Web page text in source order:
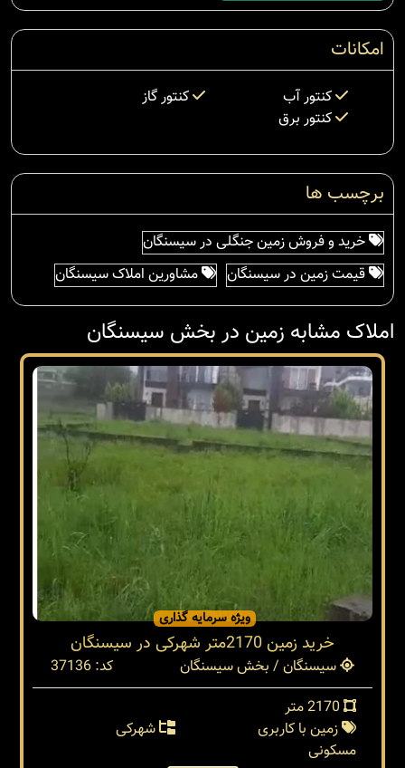
امکانات
کنتور آب
کنتور گاز
کنتور برق
برچسب ها
خرید و فروش زمین جنگلی در سیسنگان
قیمت زمین در سیسنگان
مشاورین املاک سیسنگان
املاک مشابه زمین در بخش سیسنگان
ویژه سرمایه گذاری
خرید زمین 2170متر شهرکی در سیسنگان
سیسنگان / بخش سیسنگان
کد: 37136
زمین با کاربری
مسکونی
شهرکی